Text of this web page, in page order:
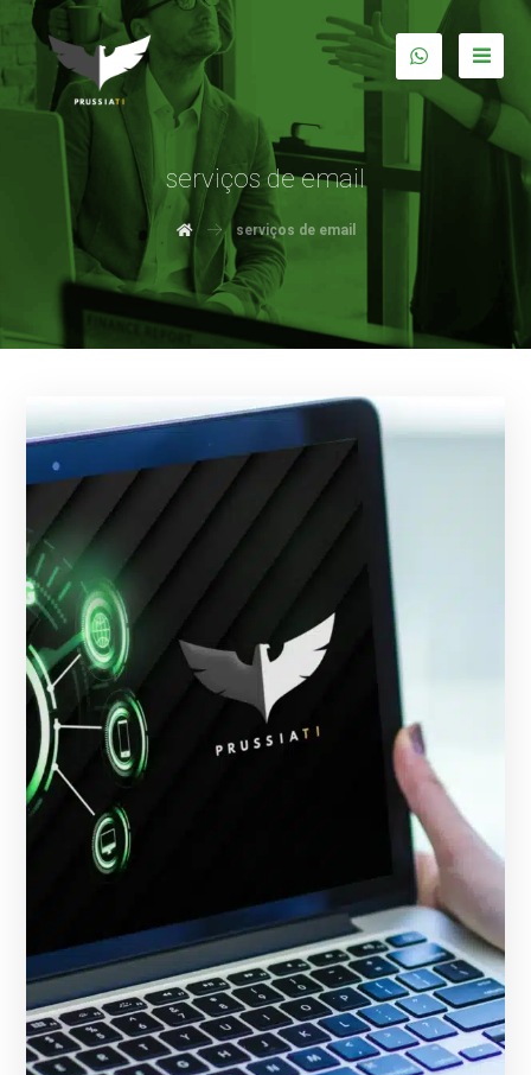
serviços de email
serviços de email